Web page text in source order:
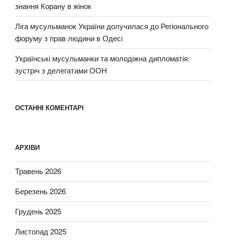
знання Корану в жінок
Ліга мусульманок України долучилася до Регіонального
форуму з прав людини в Одесі
Українські мусульманки та молодіжна дипломатія:
зустріч з делегатами ООН
ОСТАННІ КОМЕНТАРІ
АРХІВИ
Травень 2026
Березень 2026
Грудень 2025
Листопад 2025